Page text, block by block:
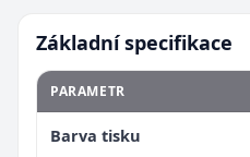
Základní specifikace
PARAMETR
Barva tisku